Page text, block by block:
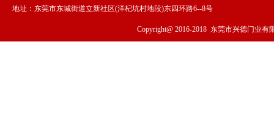
地址：东莞市东城街道立新社区(洋杞坑村地段)东四环路6--8号
Copyright@ 2016-2018 东莞市兴德门业有